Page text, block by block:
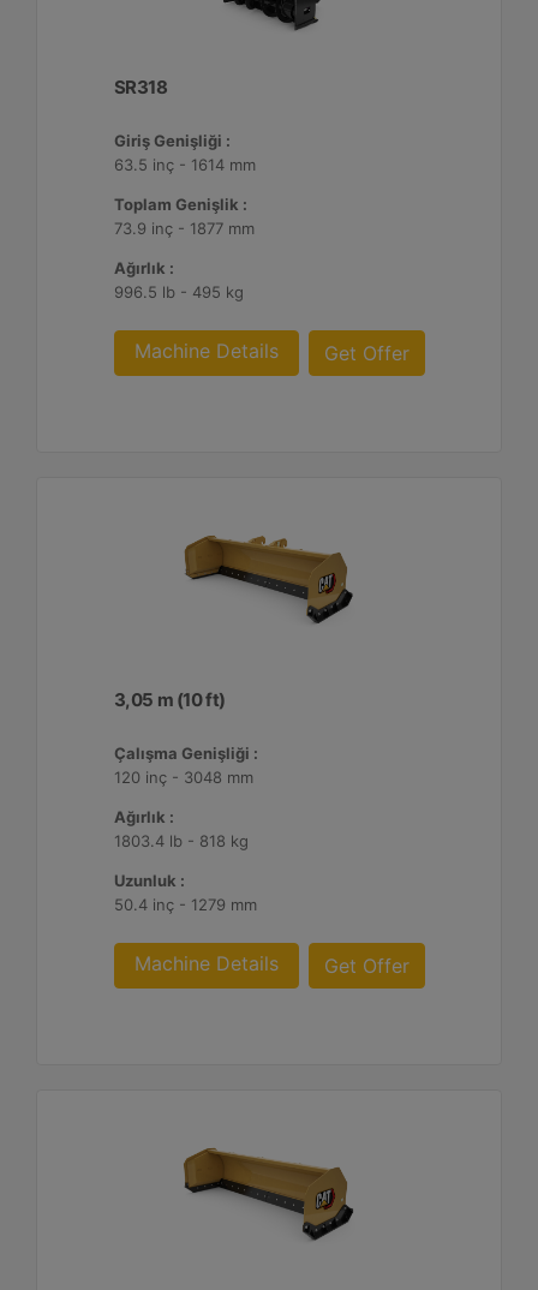
SR318
Giriş Genişliği :
63.5 inç - 1614 mm
Toplam Genişlik :
73.9 inç - 1877 mm
Ağırlık :
996.5 lb - 495 kg
Machine Details Get Offer
3,05 m (10 ft)
Çalışma Genişliği :
120 inç - 3048 mm
Ağırlık :
1803.4 lb - 818 kg
Uzunluk :
50.4 inç - 1279 mm
Machine Details Get Offer